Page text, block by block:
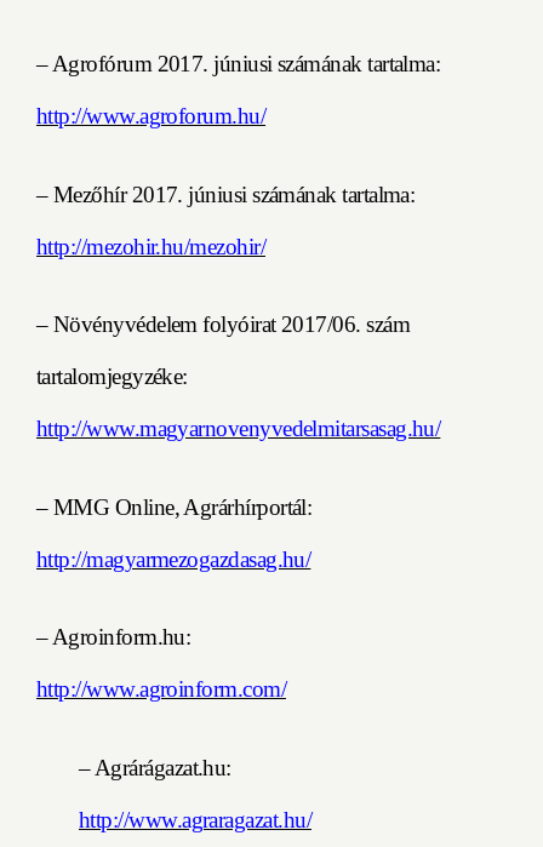
–Agrofórum 2017. júniusi számának tartalma:
http://www.agroforum.hu/
–Mezőhír 2017. júniusi számának tartalma:
http://mezohir.hu/mezohir/
–Növényvédelem folyóirat 2017/06. szám
tartalomjegyzéke:
http://www.magyarnovenyvedelmitarsasag.hu/
–MMG Online, Agrárhírportál:
http://magyarmezogazdasag.hu/
–Agroinform.hu:
http://www.agroinform.com/
– Agrárágazat.hu:
http://www.agraragazat.hu/